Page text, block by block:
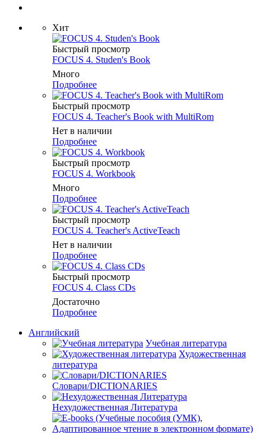
Хит
Быстрый просмотр
FOCUS 4. Studen's Book
Много
Подробнее
Быстрый просмотр
FOCUS 4. Teacher's Book with MultiRom
Нет в наличии
Подробнее
Быстрый просмотр
FOCUS 4. Workbook
Много
Подробнее
Быстрый просмотр
FOCUS 4. Teacher's ActiveTeach
Нет в наличии
Подробнее
Быстрый просмотр
FOCUS 4. Class CDs
Достаточно
Подробнее
Английский
Учебная литература
Художественная
литература
Словари/DICTIONARIES
Нехудожественная Литература